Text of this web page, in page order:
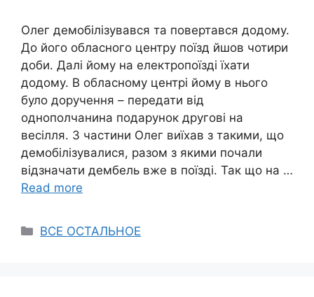
Олег демобілізувався та повертався додому.
До його обласного центру поїзд йшов чотири
доби. Далі йому на електропоїзді їхати
додому. В обласному центрі йому в нього
було доручення – передати від
однополчанина подарунок другові на
весілля. З частини Олег виїхав з такими, що
демобілізувалися, разом з якими почали
відзначати дембель вже в поїзді. Так що на …
Read more
Categories
ВСЕ ОСТАЛЬНОЕ